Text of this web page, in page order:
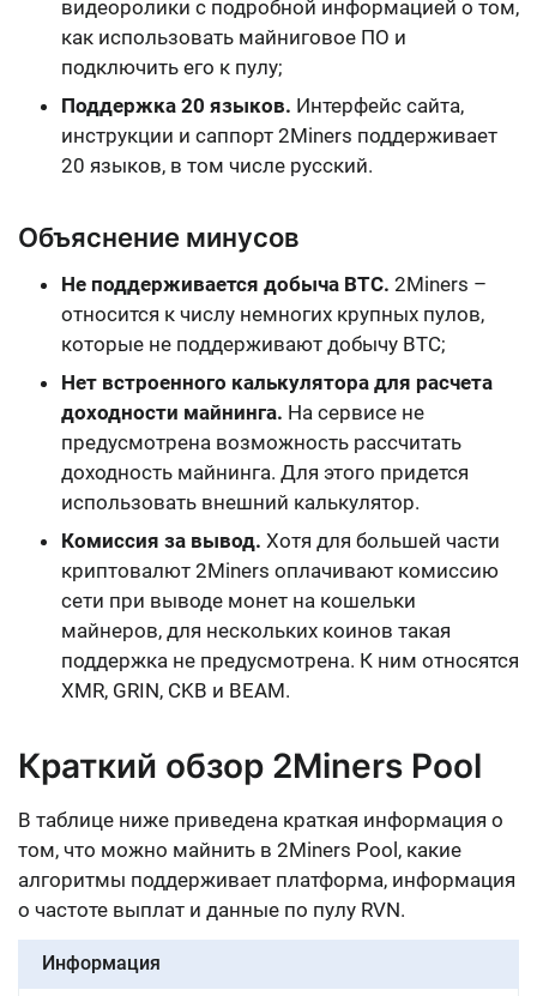
видеоролики с подробной информацией о том,
как использовать майниговое ПО и
подключить его к пулу;
Поддержка 20 языков. Интерфейс сайта,
инструкции и саппорт 2Miners поддерживает
20 языков, в том числе русский.
Объяснение минусов
Не поддерживается добыча BTC. 2Miners –
относится к числу немногих крупных пулов,
которые не поддерживают добычу BTC;
Нет встроенного калькулятора для расчета
доходности майнинга. На сервисе не
предусмотрена возможность рассчитать
доходность майнинга. Для этого придется
использовать внешний калькулятор.
Комиссия за вывод. Хотя для большей части
криптовалют 2Miners оплачивают комиссию
сети при выводе монет на кошельки
майнеров, для нескольких коинов такая
поддержка не предусмотрена. К ним относятся
XMR, GRIN, CKB и BEAM.
Краткий обзор 2Miners Pool
В таблице ниже приведена краткая информация о
том, что можно майнить в 2Miners Pool, какие
алгоритмы поддерживает платформа, информация
о частоте выплат и данные по пулу RVN.
Информация